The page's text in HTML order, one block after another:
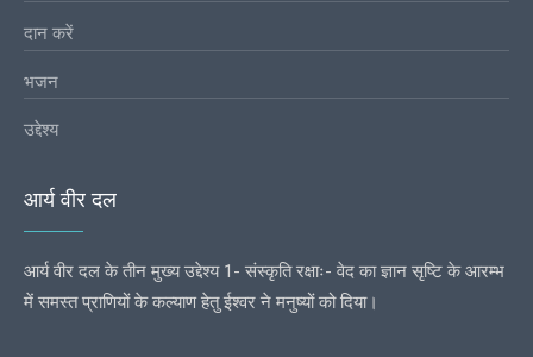
दान करें
भजन
उद्देश्य
आर्य वीर दल
आर्य वीर दल के तीन मुख्य उद्देश्य 1- संस्कृति रक्षाः- वेद का ज्ञान सृष्टि के आरम्भ
में समस्त प्राणियों के कल्याण हेतु ईश्वर ने मनुष्यों को दिया।